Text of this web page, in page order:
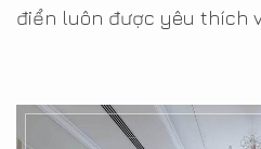
điển luôn được yêu thích